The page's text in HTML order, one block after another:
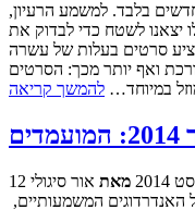
יעלו 10 שקלים חדשים בלבד. למשמע הרעיון,
יצאנו לשטח כדי לבדוק את
רביעי ה-3.9, גם הוא מציע סרטים בעלות של עשרה
ואף יותר מכך: הסרטים
במיוחד… להמשך קריאה
2014 מאת אור סיגולי